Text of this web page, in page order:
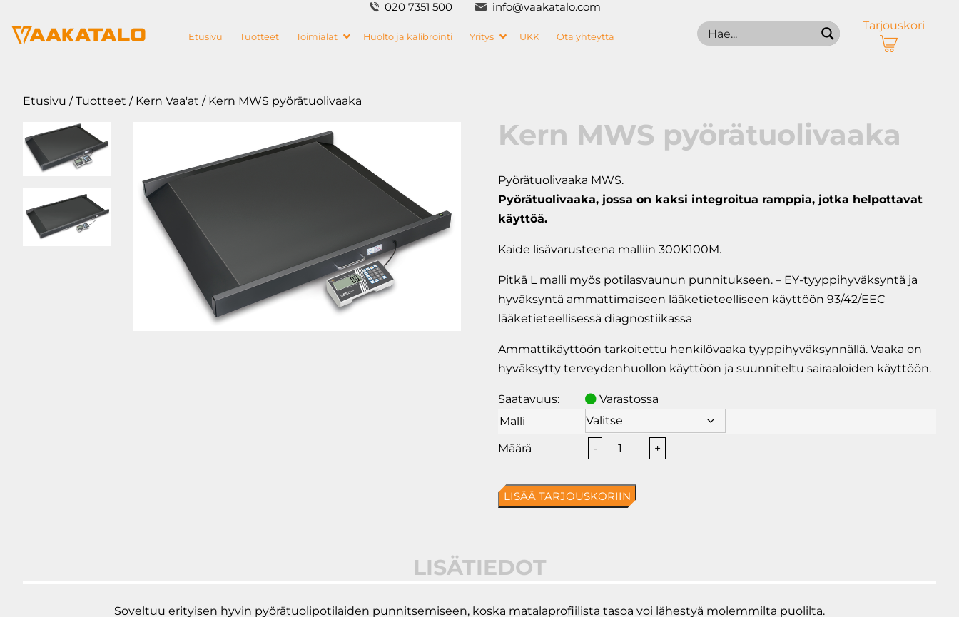
020 7351 500 info@vaakatalo.com
Etusivu Tuotteet Toimialat Huolto ja kalibrointi Yritys UKK Ota yhteyttä
Tarjouskori
Etusivu /Tuotteet / Kern Vaa'at / Kern MWS pyörätuolivaaka
Kern MWS pyörätuolivaaka
Pyörätuolivaaka MWS.
Pyörätuolivaaka, jossa on kaksi integroitua ramppia, jotka helpottavat
käyttöä.
Kaide lisävarusteena malliin 300K100M.
Pitkä L malli myös potilasvaunun punnitukseen. – EY-tyyppihyväksyntä ja
hyväksyntä ammattimaiseen lääketieteelliseen käyttöön 93/42/EEC
lääketieteellisessä diagnostiikassa
Ammattikäyttöön tarkoitettu henkilövaaka tyyppihyväksynnällä. Vaaka on
hyväksytty terveydenhuollon käyttöön ja suunniteltu sairaaloiden käyttöön.
Saatavuus:
Varastossa
Malli
-
Kern
pyörätuolivaaka
määrä
+
LISÄÄ TARJOUSKORIIN
LISÄTIEDOT
Soveltuu erityisen hyvin pyörätuolipotilaiden punnitsemiseen, koska matalaprofiilista tasoa voi lähestyä molemmilta puolilta.